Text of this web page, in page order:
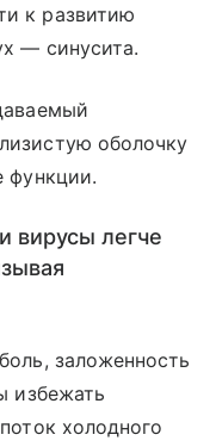
к развитию
— синусита.
оболочку
функции.
вирусы легче
заложенность
избежать
холодного